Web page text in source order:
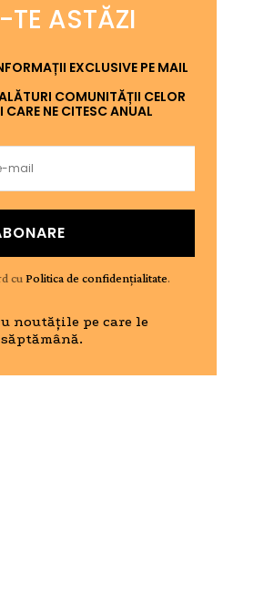
ASTĂZI
EXCLUSIVE PE MAIL
COMUNITĂȚII CELOR
NE CITESC ANUAL
cuPolitica de confidențialitate.
noutățile pe care le